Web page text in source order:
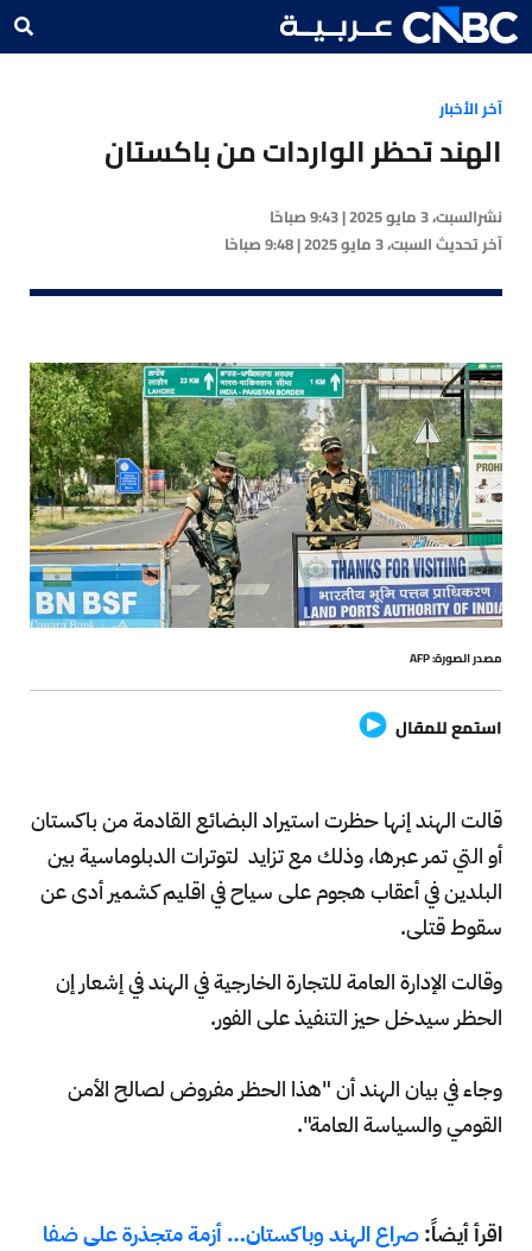
آخر الأخبار
الهند تحظر الواردات من باكستان
نشرالسبت، 3 مايو 2025 | 9:43 صباحًا
آخر تحديثالسبت، 3 مايو 2025 | 9:48 صباحًا
مصدر الصورة: AFP
استمع للمقال
قالت الهند إنها حظرت استيراد البضائع القادمة من باكستان
أو التي تمر عبرها، وذلك مع تزايد لتوترات الدبلوماسية بين
البلدين في أعقاب هجوم على سياح في اقليم كشمير أدى عن
سقوط قتلى.
وقالت الإدارة العامة للتجارة الخارجية في الهند في إشعار إن
الحظر سيدخل حيز التنفيذ على الفور.
وجاء في بيان الهند أن "هذا الحظر مفروض لصالح الأمن
القومي والسياسة العامة".
اقرأ أيضاً:صراع الهند وباكستان… أزمة متجذرة على ضفا